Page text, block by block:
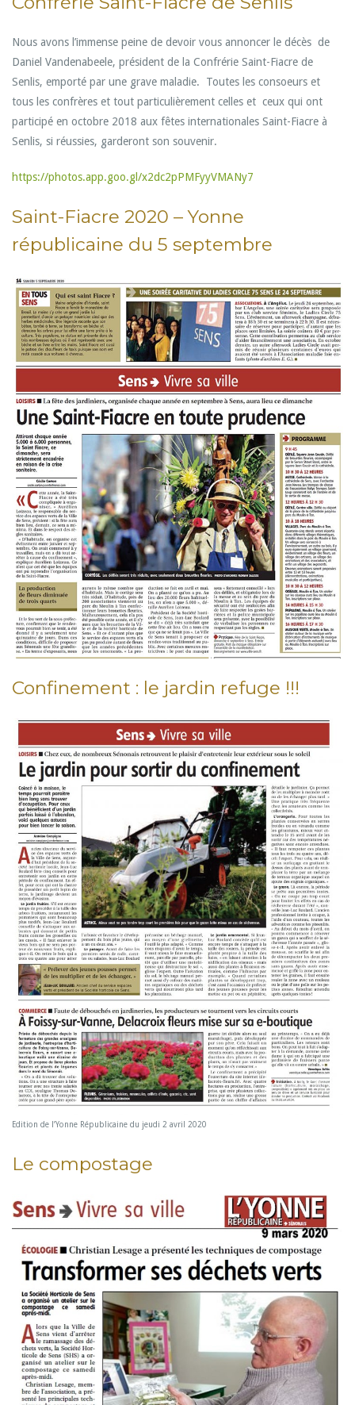
Nous avons l’immense peine de devoir vous annoncer le décès de
Daniel Vandenabeele, président de la Confrérie Saint-Fiacre de
Senlis, emporté par une grave maladie. Toutes les consoeurs et
tous les confrères et tout particulièrement celles et ceux qui ont
participé en octobre 2018 aux fêtes internationales Saint-Fiacre à
Senlis, si réussies, garderont son souvenir.
https://photos.app.goo.gl/x2dc2pPMFyyVMANy7
Saint-Fiacre 2020 – Yonne
républicaine du 5 septembre
Confinement : le jardin refuge !!!
Edition de l’Yonne Républicaine du jeudi 2 avril 2020
Le compostage